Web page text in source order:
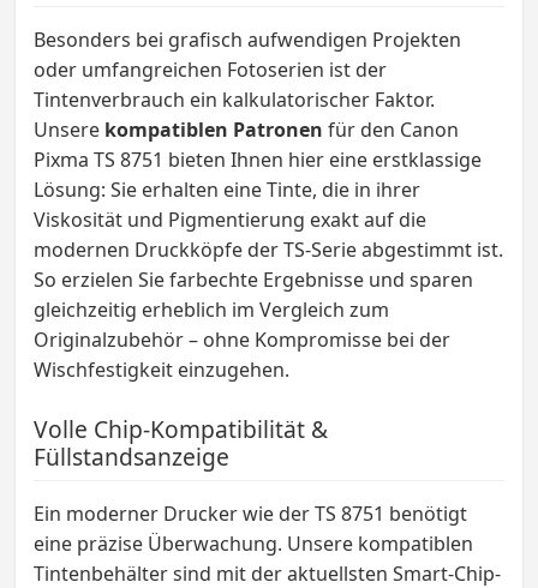
Besonders bei grafisch aufwendigen Projekten
oder umfangreichen Fotoserien ist der
Tintenverbrauch ein kalkulatorischer Faktor.
Unsere kompatiblen Patronen für den Canon
Pixma TS 8751 bieten Ihnen hier eine erstklassige
Lösung: Sie erhalten eine Tinte, die in ihrer
Viskosität und Pigmentierung exakt auf die
modernen Druckköpfe der TS-Serie abgestimmt ist.
So erzielen Sie farbechte Ergebnisse und sparen
gleichzeitig erheblich im Vergleich zum
Originalzubehör – ohne Kompromisse bei der
Wischfestigkeit einzugehen.
Volle Chip-Kompatibilität &
Füllstandsanzeige
Ein moderner Drucker wie der TS 8751 benötigt
eine präzise Überwachung. Unsere kompatiblen
Tintenbehälter sind mit der aktuellsten Smart-Chip-